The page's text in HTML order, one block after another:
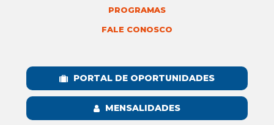
PROGRAMAS
FALE CONOSCO
PORTAL DE OPORTUNIDADES
MENSALIDADES